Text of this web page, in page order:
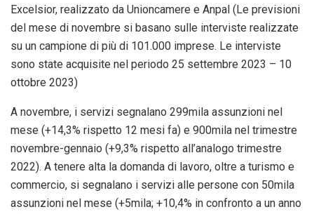
Excelsior, realizzato da Unioncamere e Anpal (Le previsioni
del mese di novembre si basano sulle interviste realizzate
su un campione di più di 101.000 imprese. Le interviste
sono state acquisite nel periodo 25 settembre 2023 – 10
ottobre 2023)
A novembre, i servizi segnalano 299mila assunzioni nel
mese (+14,3% rispetto 12 mesi fa) e 900mila nel trimestre
novembre-gennaio (+9,3% rispetto all’analogo trimestre
2022). A tenere alta la domanda di lavoro, oltre a turismo e
commercio, si segnalano i servizi alle persone con 50mila
assunzioni nel mese (+5mila; +10,4% in confronto a un anno